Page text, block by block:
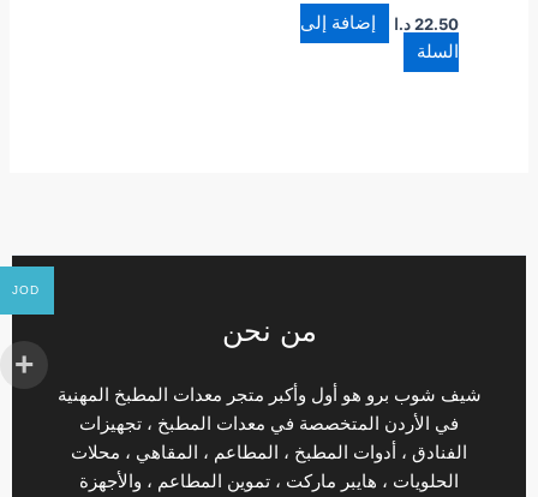
22.50 د.ا
إضافة إلى
السلة
من نحن
شيف شوب برو هو أول وأكبر متجر معدات المطبخ المهنية
في الأردن المتخصصة في معدات المطبخ ، تجهيزات
الفنادق ، أدوات المطبخ ، المطاعم ، المقاهي ، محلات
الحلويات ، هايبر ماركت ، تموين المطاعم ، والأجهزة
JOD